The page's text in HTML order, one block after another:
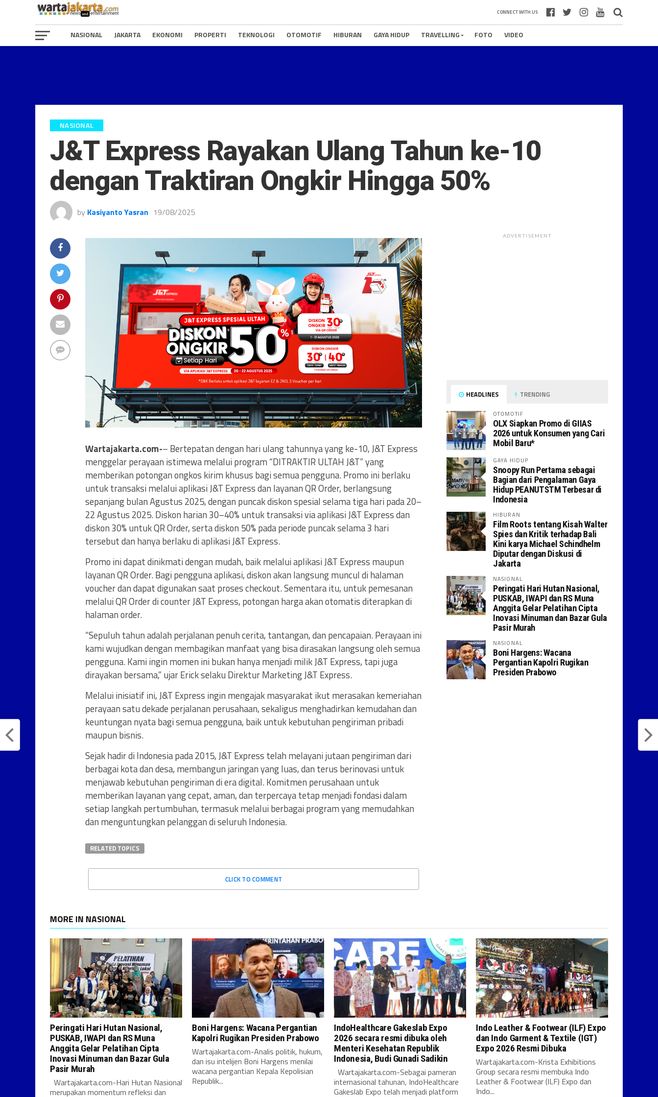
CONNECT WITH US
NASIONAL JAKARTA EKONOMI PROPERTI TEKNOLOGI OTOMOTIF HIBURAN GAYA HIDUP TRAVELLING FOTO VIDEO
NASIONAL
J&T Express Rayakan Ulang Tahun ke-10
dengan Traktiran Ongkir Hingga 50%
by Kasiyanto Yasran 19/08/2025
Wartajakarta.com-– Bertepatan dengan hari ulang tahunnya yang ke-10, J&T Express
menggelar perayaan istimewa melalui program “DITRAKTIR ULTAH J&T” yang
memberikan potongan ongkos kirim khusus bagi semua pengguna. Promo ini berlaku
untuk transaksi melalui aplikasi J&T Express dan layanan QR Order, berlangsung
sepanjang bulan Agustus 2025, dengan puncak diskon spesial selama tiga hari pada 20–
22 Agustus 2025. Diskon harian 30–40% untuk transaksi via aplikasi J&T Express dan
diskon 30% untuk QR Order, serta diskon 50% pada periode puncak selama 3 hari
tersebut dan hanya berlaku di aplikasi J&T Express.
Promo ini dapat dinikmati dengan mudah, baik melalui aplikasi J&T Express maupun
layanan QR Order. Bagi pengguna aplikasi, diskon akan langsung muncul di halaman
voucher dan dapat digunakan saat proses checkout. Sementara itu, untuk pemesanan
melalui QR Order di counter J&T Express, potongan harga akan otomatis diterapkan di
halaman order.
“Sepuluh tahun adalah perjalanan penuh cerita, tantangan, dan pencapaian. Perayaan ini
kami wujudkan dengan membagikan manfaat yang bisa dirasakan langsung oleh semua
pengguna. Kami ingin momen ini bukan hanya menjadi milik J&T Express, tapi juga
dirayakan bersama,” ujar Erick selaku Direktur Marketing J&T Express.
Melalui inisiatif ini, J&T Express ingin mengajak masyarakat ikut merasakan kemeriahan
perayaan satu dekade perjalanan perusahaan, sekaligus menghadirkan kemudahan dan
keuntungan nyata bagi semua pengguna, baik untuk kebutuhan pengiriman pribadi
maupun bisnis.
Sejak hadir di Indonesia pada 2015, J&T Express telah melayani jutaan pengiriman dari
berbagai kota dan desa, membangun jaringan yang luas, dan terus berinovasi untuk
menjawab kebutuhan pengiriman di era digital. Komitmen perusahaan untuk
memberikan layanan yang cepat, aman, dan terpercaya tetap menjadi fondasi dalam
setiap langkah pertumbuhan, termasuk melalui berbagai program yang memudahkan
dan menguntungkan pelanggan di seluruh Indonesia.
RELATED TOPICS
CLICK TO COMMENT
ADVERTISEMENT
HEADLINES TRENDING
OTOMOTIF
OLX Siapkan Promo di GIIAS
2026 untuk Konsumen yang Cari
Mobil Baru*
GAYA HIDUP
Snoopy Run Pertama sebagai
Bagian dari Pengalaman Gaya
Hidup PEANUTSTM Terbesar di
Indonesia
HIBURAN
Film Roots tentang Kisah Walter
Spies dan Kritik terhadap Bali
Kini karya Michael Schindhelm
Diputar dengan Diskusi di
Jakarta
NASIONAL
Peringati Hari Hutan Nasional,
PUSKAB, IWAPI dan RS Muna
Anggita Gelar Pelatihan Cipta
Inovasi Minuman dan Bazar Gula
Pasir Murah
NASIONAL
Boni Hargens: Wacana
Pergantian Kapolri Rugikan
Presiden Prabowo
MORE IN NASIONAL
Peringati Hari Hutan Nasional,
PUSKAB, IWAPI dan RS Muna
Anggita Gelar Pelatihan Cipta
Inovasi Minuman dan Bazar Gula
Pasir Murah
Wartajakarta.com-Hari Hutan Nasional
merupakan momentum refleksi dan
Boni Hargens: Wacana Pergantian
Kapolri Rugikan Presiden Prabowo
Wartajakarta.com-Analis politik, hukum,
dan isu intelijen Boni Hargens menilai
wacana pergantian Kepala Kepolisian
Republik...
IndoHealthcare Gakeslab Expo
2026 secara resmi dibuka oleh
Menteri Kesehatan Republik
Indonesia, Budi Gunadi Sadikin
Wartajakarta.com-Sebagai pameran
internasional tahunan, IndoHealthcare
Gakeslab Expo telah menjadi platform
Indo Leather & Footwear (ILF) Expo
dan Indo Garment & Textile (IGT)
Expo 2026 Resmi Dibuka
Wartajakarta.com-Krista Exhibitions
Group secara resmi membuka Indo
Leather & Footwear (ILF) Expo dan
Indo...